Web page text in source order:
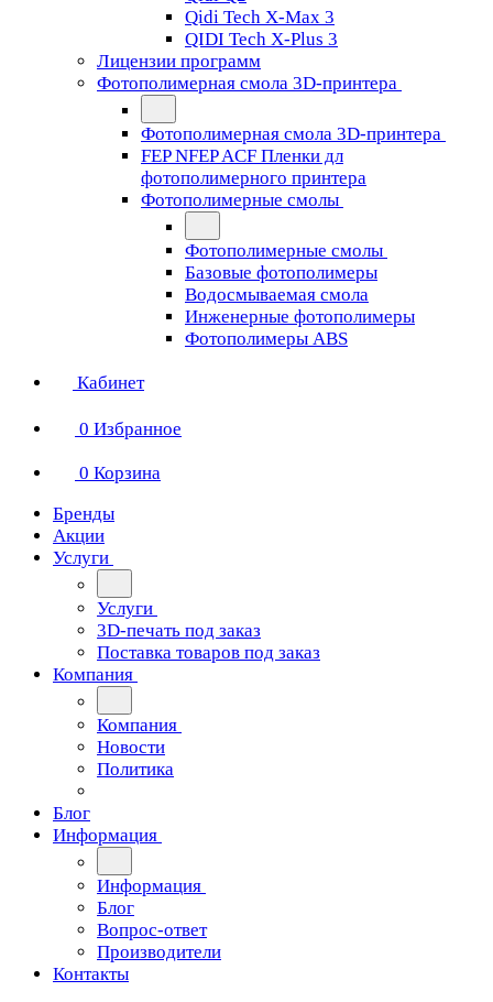
Qidi Tech X-Max 3
QIDI Tech X-Plus 3
Лицензии программ
Фотополимерная смола 3D-принтера
Фотополимерная смола 3D-принтера
FEP NFEP ACF Пленки дл
фотополимерного принтера
Фотополимерные смолы
Фотополимерные смолы
Базовые фотополимеры
Водосмываемая смола
Инженерные фотополимеры
Фотополимеры ABS
Кабинет
0 Избранное
0 Корзина
Бренды
Акции
Услуги
Услуги
3D-печать под заказ
Поставка товаров под заказ
Компания
Компания
Новости
Политика
Блог
Информация
Информация
Блог
Вопрос-ответ
Производители
Контакты